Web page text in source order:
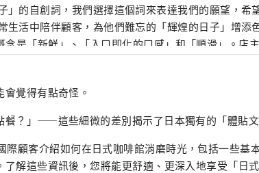
」的自創詞，我們選擇這個詞來表達我們的願望，希
活中陪伴顧客，為他們難忘的「輝煌的日子」增添色彩。
是「新鮮」、「入口即化的口感」和「順滑」。店
的技術和口味為基礎，非常注重創造出日本人熟悉且
的糕點店。 我們提供各種各樣的產品，包括
法式長棍麵包和羊角麵包）以及裝飾我們展示櫃的巧克
品陣容，包括可以用作小禮物或在家中放鬆的物品。
戰新的口味，希望能夠長久地成為深受顧客喜愛的糕
覺得有點奇怪。
餐？」——這些細微的差別揭示了日本獨有的「體貼文
顧客介紹如何在日式咖啡館消磨時光，包括一些基
解這些資訊後，您將能更舒適、更深入地享受「日